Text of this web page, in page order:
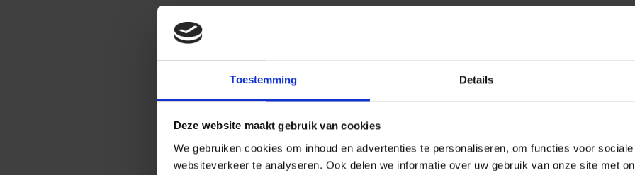
Toestemming Details
Deze website maakt gebruik van cookies
We gebruiken cookies om inhoud en advertenties te personaliseren, om functies voor
websiteverkeer te analyseren. Ook delen we informatie over uw gebruik van onze site met